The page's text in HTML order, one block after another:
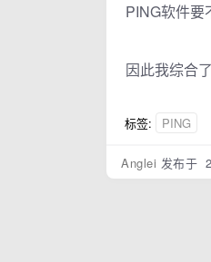
PING软件要
因此我综合
标签: PING
Anglei 发布于